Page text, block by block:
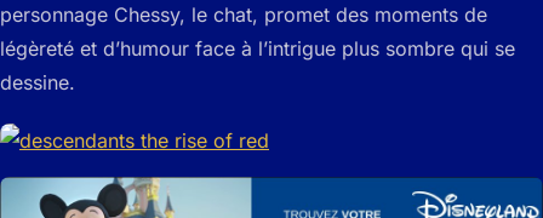
personnage Chessy, le chat, promet des moments de
légèreté et d’humour face à l’intrigue plus sombre qui se
dessine.